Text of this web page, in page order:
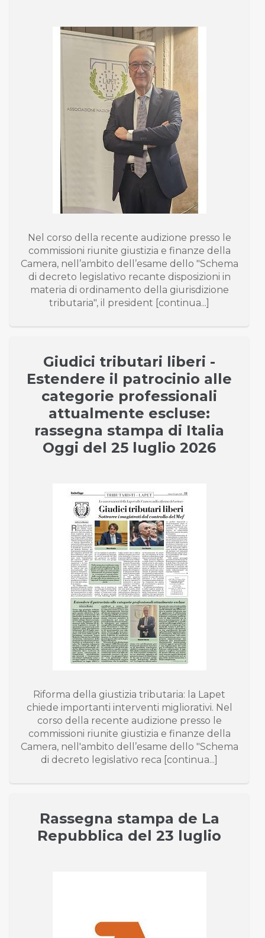
Nel corso della recente audizione presso le
commissioni riunite giustizia e finanze della
Camera, nell’ambito dell’esame dello "Schema
di decreto legislativo recante disposizioni in
materia di ordinamento della giurisdizione
tributaria", il president [continua...]
Giudici tributari liberi -
Estendere il patrocinio alle
categorie professionali
attualmente escluse:
rassegna stampa di Italia
Oggi del 25 luglio 2026
Riforma della giustizia tributaria: la Lapet
chiede importanti interventi migliorativi. Nel
corso della recente audizione presso le
commissioni riunite giustizia e finanze della
Camera, nell'ambito dell’esame dello "Schema
di decreto legislativo reca [continua...]
Rassegna stampa de La
Repubblica del 23 luglio